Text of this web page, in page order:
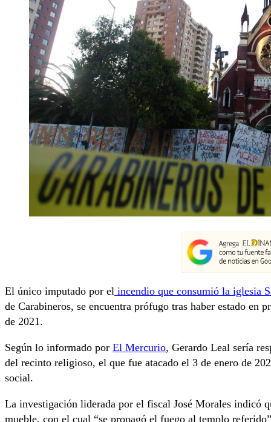
El único imputado por el incendio que consumió la iglesia
de Carabineros, se encuentra prófugo tras haber estado en
de 2021.
Según lo informado por El Mercurio, Gerardo Leal sería
del recinto religioso, el que fue atacado el 3 de enero de
social.
La investigación liderada por el fiscal José Morales indicó
mueble, con el cual “se propagó el fuego al templo